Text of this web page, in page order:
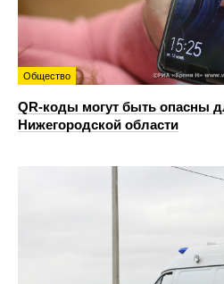
Общество
QR-коды могут быть опасны
Нижегородской области